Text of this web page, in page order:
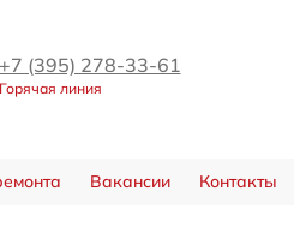
+7 (395) 278-33-61
линия
Вакансии Контакты